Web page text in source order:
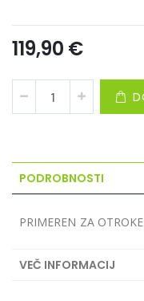
119,90 €
PODROBNOSTI
PRIMEREN ZA
VEČ INFORMACIJ